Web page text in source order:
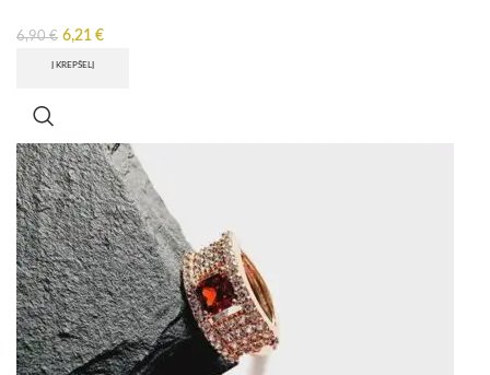
6,90€ 6,21 €
Į KREPŠELĮ